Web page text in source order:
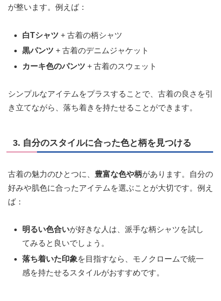
が整います。例えば：
白Tシャツ + 古着の柄シャツ
黒パンツ + 古着のデニムジャケット
カーキ色のパンツ + 古着のスウェット
シンプルなアイテムをプラスすることで、古着の良さを引
き立てながら、落ち着きを持たせることができます。
3. 自分のスタイルに合った色と柄を見つける
古着の魅力のひとつに、 豊富な色や柄があります。自分の
好みや肌色に合ったアイテムを選ぶことが大切です。例え
ば：
明るい色合いが好きな人は、派手な柄シャツを試し
てみると良いでしょう。
落ち着いた印象を目指すなら、モノクロームで統一
感を持たせるスタイルがおすすめです。